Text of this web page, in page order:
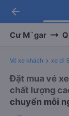
-
arrow_back
Cư M`gar
Vé xe khách xe đi
Đặt mua vé
chất lượng
chuyến mỗi